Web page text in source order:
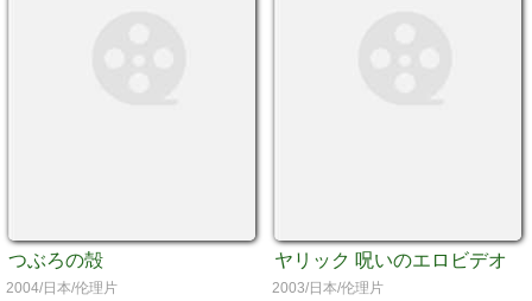
つぶろの殻
2004/日本/伦理片
ヤリック 呪いのエロビデオ
2003/日本/伦理片